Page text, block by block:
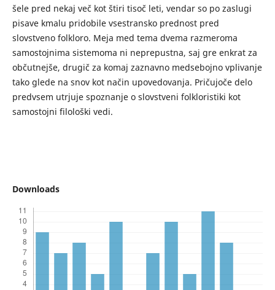
šele pred nekaj več kot štiri tisoč leti, vendar so po zaslugi
pisave kmalu pridobile vsestransko prednost pred
slovstveno folkloro. Meja med tema dvema razmeroma
samostojnima sistemoma ni neprepustna, saj gre enkrat za
občutnejše, drugič za komaj zaznavno medsebojno vplivanje
tako glede na snov kot način upovedovanja. Pričujoče delo
predvsem utrjuje spoznanje o slovstveni folkloristiki kot
samostojni filološki vedi.
Downloads